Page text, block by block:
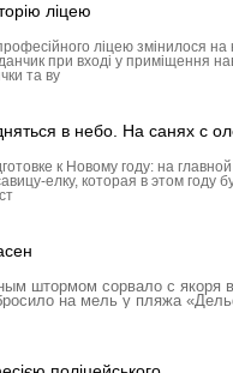
ліцею
професійного ліцею змінилося
при вході у приміщення
та ву
в небо. На санях с
к Новому году: на
елку, которая в этом году
штормом сорвало с якоря
на мель у пляжа